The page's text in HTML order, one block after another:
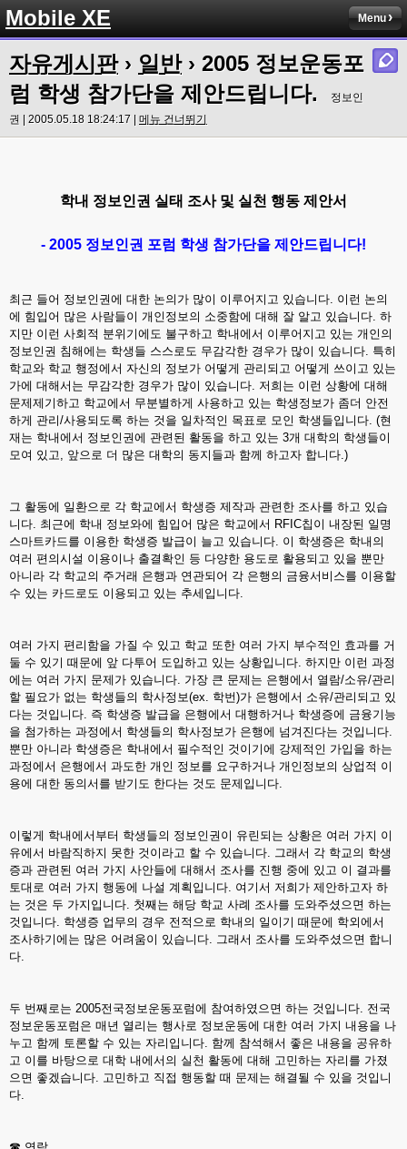
Mobile XE Menu
자유게시판› 일반› 2005 정보운동포
럼 학생 참가단을 제안드립니다.
정보인
권 | 2005.05.18 18:24:17 | 메뉴 건너뛰기
학내 정보인권 실태 조사 및 실천 행동 제안서
- 2005 정보인권 포럼 학생 참가단을 제안드립니다!
최근 들어 정보인권에 대한 논의가 많이 이루어지고 있습니다. 이런 논의
에 힘입어 많은 사람들이 개인정보의 소중함에 대해 잘 알고 있습니다. 하
지만 이런 사회적 분위기에도 불구하고 학내에서 이루어지고 있는 개인의
정보인권 침해에는 학생들 스스로도 무감각한 경우가 많이 있습니다. 특히
학교와 학교 행정에서 자신의 정보가 어떻게 관리되고 어떻게 쓰이고 있는
가에 대해서는 무감각한 경우가 많이 있습니다. 저희는 이런 상황에 대해
문제제기하고 학교에서 무분별하게 사용하고 있는 학생정보가 좀더 안전
하게 관리/사용되도록 하는 것을 일차적인 목표로 모인 학생들입니다. (현
재는 학내에서 정보인권에 관련된 활동을 하고 있는 3개 대학의 학생들이
모여 있고, 앞으로 더 많은 대학의 동지들과 함께 하고자 합니다.)
그 활동에 일환으로 각 학교에서 학생증 제작과 관련한 조사를 하고 있습
니다. 최근에 학내 정보와에 힘입어 많은 학교에서 RFIC칩이 내장된 일명
스마트카드를 이용한 학생증 발급이 늘고 있습니다. 이 학생증은 학내의
여러 편의시설 이용이나 출결확인 등 다양한 용도로 활용되고 있을 뿐만
아니라 각 학교의 주거래 은행과 연관되어 각 은행의 금융서비스를 이용할
수 있는 카드로도 이용되고 있는 추세입니다.
여러 가지 편리함을 가질 수 있고 학교 또한 여러 가지 부수적인 효과를 거
둘 수 있기 때문에 앞 다투어 도입하고 있는 상황입니다. 하지만 이런 과정
에는 여러 가지 문제가 있습니다. 가장 큰 문제는 은행에서 열람/소유/관리
할 필요가 없는 학생들의 학사정보(ex. 학번)가 은행에서 소유/관리되고 있
다는 것입니다. 즉 학생증 발급을 은행에서 대행하거나 학생증에 금융기능
을 첨가하는 과정에서 학생들의 학사정보가 은행에 넘겨진다는 것입니다.
뿐만 아니라 학생증은 학내에서 필수적인 것이기에 강제적인 가입을 하는
과정에서 은행에서 과도한 개인 정보를 요구하거나 개인정보의 상업적 이
용에 대한 동의서를 받기도 한다는 것도 문제입니다.
이렇게 학내에서부터 학생들의 정보인권이 유린되는 상황은 여러 가지 이
유에서 바람직하지 못한 것이라고 할 수 있습니다. 그래서 각 학교의 학생
증과 관련된 여러 가지 사안들에 대해서 조사를 진행 중에 있고 이 결과를
토대로 여러 가지 행동에 나설 계획입니다. 여기서 저희가 제안하고자 하
는 것은 두 가지입니다. 첫째는 해당 학교 사례 조사를 도와주셨으면 하는
것입니다. 학생증 업무의 경우 전적으로 학내의 일이기 때문에 학외에서
조사하기에는 많은 어려움이 있습니다. 그래서 조사를 도와주셨으면 합니
다.
두 번째로는 2005전국정보운동포럼에 참여하였으면 하는 것입니다. 전국
정보운동포럼은 매년 열리는 행사로 정보운동에 대한 여러 가지 내용을 나
누고 함께 토론할 수 있는 자리입니다. 함께 참석해서 좋은 내용을 공유하
고 이를 바탕으로 대학 내에서의 실천 활동에 대해 고민하는 자리를 가졌
으면 좋겠습니다. 고민하고 직접 행동할 때 문제는 해결될 수 있을 것입니
다.